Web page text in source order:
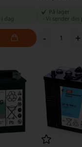
i dag
På lager
Vi sender din
- +